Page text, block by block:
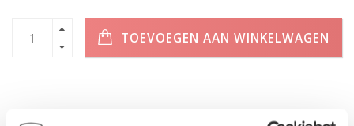
TOEVOEGEN AAN WINKELWAGEN